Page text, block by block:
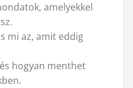
amelyekkel
mi az, amit eddig
hogyan menthet